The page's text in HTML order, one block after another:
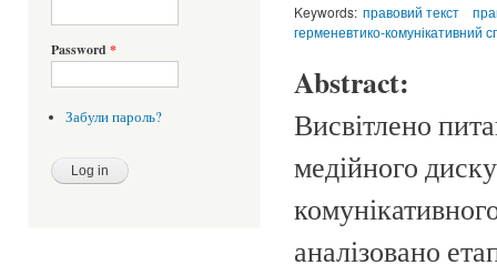
Password *
Забули пароль?
Keywords: правовий текст
герменевтико-комунікативний
Abstract:
Висвітлено
медійного
аналізовано